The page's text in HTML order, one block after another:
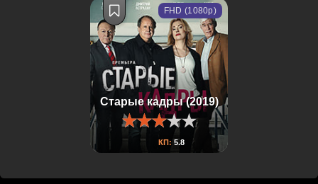
Старые кадры (2019)
КП: 5.8
FHD (1080p)